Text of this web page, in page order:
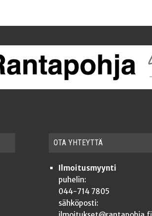
OTA YHTEYT­TÄ
Ilmoitusmyynti
puhelin:
044-714 7805
sähköposti: